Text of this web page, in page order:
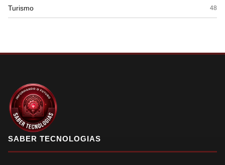
Turismo 48
SABER TECNOLOGIAS